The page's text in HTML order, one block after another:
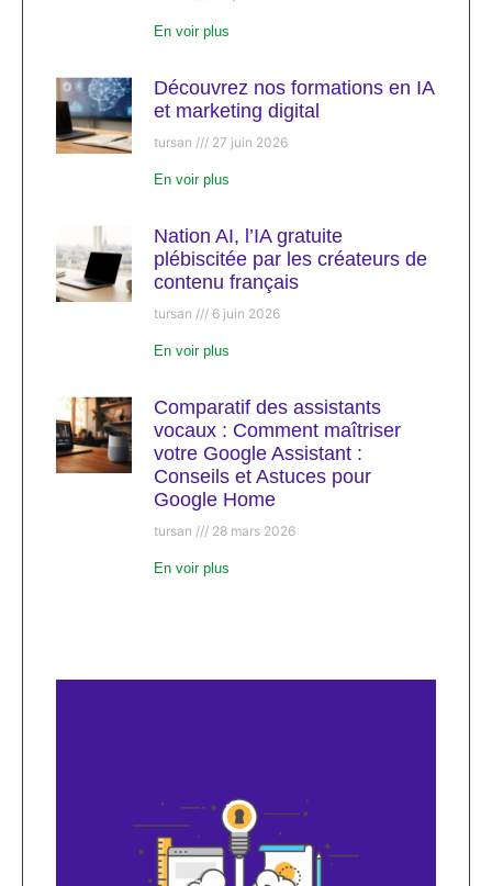
En voir plus
Découvrez nos formations en IA
et marketing digital
tursan 27 juin 2026
En voir plus
Nation AI, l’IA gratuite
plébiscitée par les créateurs de
contenu français
tursan 6 juin 2026
En voir plus
Comparatif des assistants
vocaux : Comment maîtriser
votre Google Assistant :
Conseils et Astuces pour
Google Home
tursan 28 mars 2026
En voir plus